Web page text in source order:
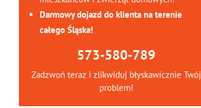
Darmowy dojazd do klienta na terenie
całego Śląska!
573-580-789
Zadzwoń teraz i zlikwiduj błyskawicznie Twój
problem!